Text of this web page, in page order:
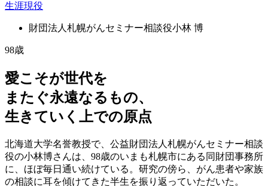
生涯現役
財団法人札幌がんセミナー相談役小林 博
98歳
愛こそが世代を
またぐ永遠なるもの、
生きていく上での原点
北海道大学名誉教授で、公益財団法人札幌がんセミナー相談
役の小林博さんは、98歳のいまも札幌市にある同財団事務所
に、ほぼ毎日通い続けている。研究の傍ら、がん患者や家族
の相談に耳を傾けてきた半生を振り返っていただいた。